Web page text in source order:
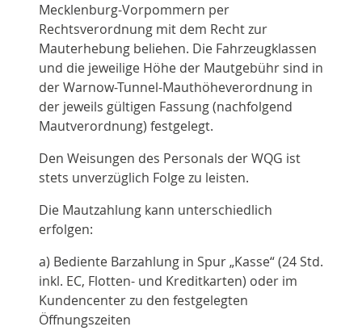
Mecklenburg-Vorpommern per
Rechtsverordnung mit dem Recht zur
Mauterhebung beliehen. Die Fahrzeugklassen
und die jeweilige Höhe der Mautgebühr sind in
der Warnow-Tunnel-Mauthöheverordnung in
der jeweils gültigen Fassung (nachfolgend
Mautverordnung) festgelegt.
Den Weisungen des Personals der WQG ist
stets unverzüglich Folge zu leisten.
Die Mautzahlung kann unterschiedlich
erfolgen:
a) Bediente Barzahlung in Spur „Kasse“ (24 Std.
inkl. EC, Flotten- und Kreditkarten) oder im
Kundencenter zu den festgelegten
Öffnungszeiten